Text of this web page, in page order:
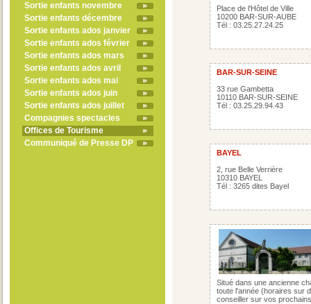
Sortie enfants novembre
Sortie enfants décembre
Sortie enfants ados janvier
Sortie enfants ados février
Sortie enfants ados mars
Sortie enfants ados avril
Sortie enfants ados mai
Sortie enfants ados juin
Sortie enfants ados juillet
Compagnies spectacles
Offices de Tourisme
Communiqué de Presse DP
Place de l'Hôtel de Ville
10200 BAR-SUR-AUBE
Tél : 03.25.27.24.25
BAR-SUR-SEINE
33 rue Gambetta
10110 BAR-SUR-SEINE
Tél : 03.25.29.94.43
BAYEL
2, rue Belle Verrière
10310 BAYEL
Tél : 3265 dites Bayel
Situé dans une ancienne
toute l'année (horaires sur
conseiller sur vos